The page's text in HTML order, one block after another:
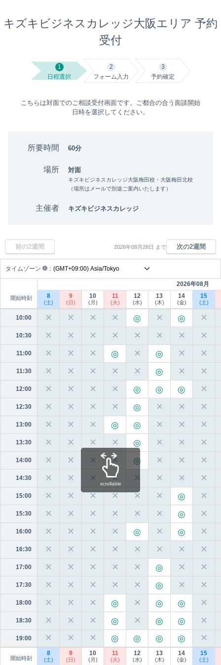
キズキビジネスカレッジ大阪エリア 予約
受付
1
日程選択
2
フォーム入力
3
予約確定
こちらは対面でのご相談受付画面です。ご都合の合う面談開始
日時を選択してください。
所要時間 60分
場所 対面
キズキビジネスカレッジ大阪梅田校・大阪梅田北校
（場所はメールで別途ご案内いたします）
主催者 キズキビジネスカレッジ
前の2週間 2026年08月28日 まで 次の2週間
タイムゾーン ：
開始時刻
2026年08月
8
(土)
9
(日)
10
(月)
11
(火)
12
(水)
13
(木)
14
(金)
15
(土)
10:00 ✕ ✕ ✕ ✕ ✕ ✕
10:30 ✕ ✕ ✕ ✕ ✕ ✕ ✕ ✕
11:00 ✕ ✕ ✕ ✕ ✕ ✕
11:30 ✕ ✕ ✕ ✕ ✕ ✕ ✕
12:00 ✕ ✕ ✕ ✕ ✕
12:30 ✕ ✕ ✕ ✕ ✕ ✕ ✕
13:00 ✕ ✕ ✕ ✕ ✕ ✕
13:30 ✕ ✕ ✕ ✕ ✕ ✕ ✕
14:00 ✕ ✕ ✕ ✕ ✕ ✕ ✕
14:30 ✕ ✕ ✕ ✕ ✕ ✕ ✕ ✕
15:00 ✕ ✕ ✕ ✕ ✕ ✕ ✕
15:30 ✕ ✕ ✕ ✕ ✕ ✕ ✕
16:00 ✕ ✕ ✕ ✕ ✕ ✕
16:30 ✕ ✕ ✕ ✕ ✕ ✕ ✕ ✕
17:00 ✕ ✕ ✕ ✕ ✕ ✕ ✕
17:30 ✕ ✕ ✕ ✕ ✕ ✕ ✕
18:00 ✕ ✕ ✕ ✕ ✕
18:30 ✕ ✕ ✕ ✕ ✕
19:00 ✕ ✕ ✕ ✕
開始時刻
8
(土)
9
(日)
10
(月)
11
(火)
12
(水)
13
(木)
14
(金)
15
(土)
scrollable